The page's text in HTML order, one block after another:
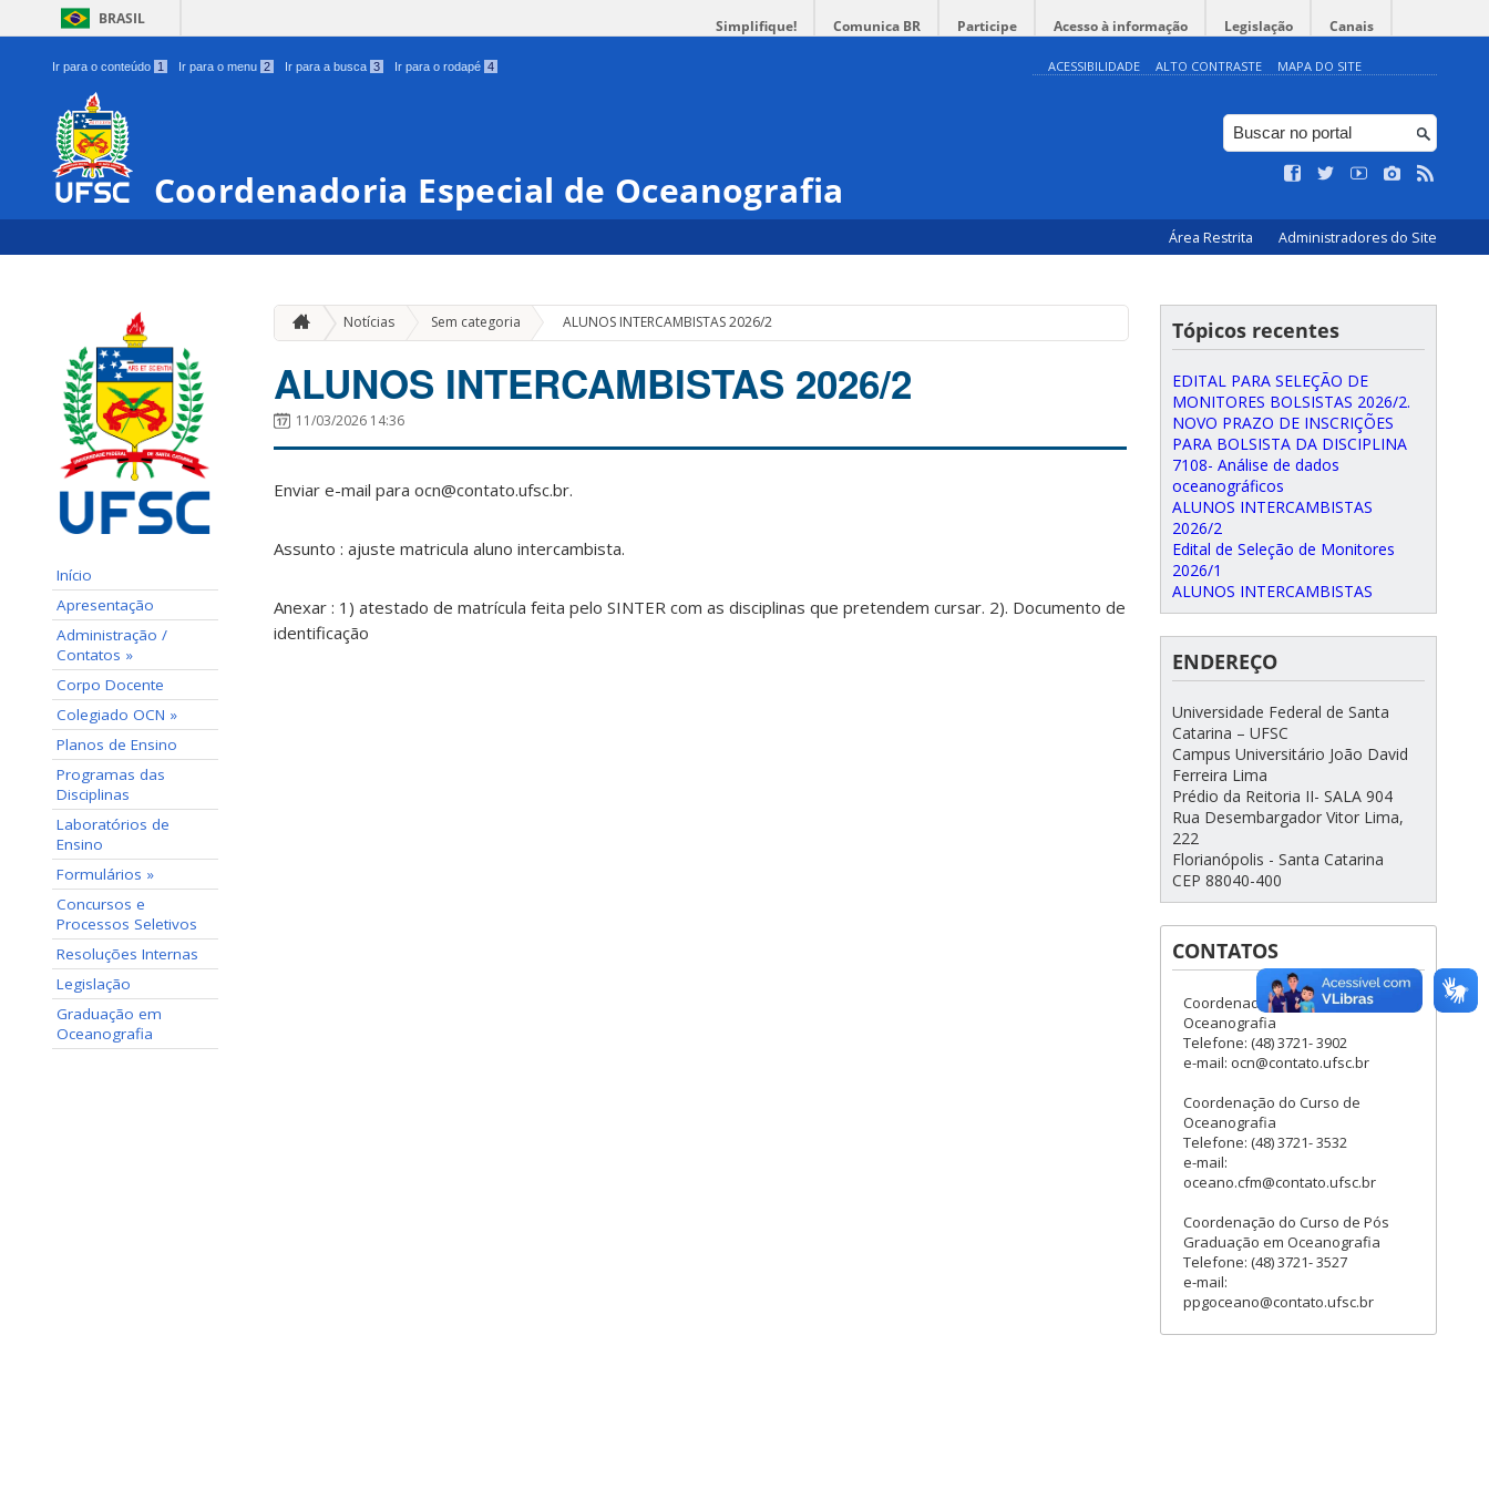
BRASIL Simplifique! Comunica BR Participe Acesso à informação Legislação Canais
Ir para o conteúdo 1 Ir para o menu 2 Ir para a busca 3 Ir para o rodapé 4 ACESSIBILIDADE ALTO CONTRASTE MAPA DO SITE
Coordenadoria Especial de Oceanografia
Área Restrita Administradores do Site
Início
Apresentação
Administração /
Contatos »
Corpo Docente
Colegiado OCN »
Planos de Ensino
Programas das
Disciplinas
Laboratórios de
Ensino
Formulários »
Concursos e
Processos Seletivos
Resoluções Internas
Legislação
Graduação em
Oceanografia
Notícias Sem categoria » ALUNOS INTERCAMBISTAS 2026/2
ALUNOS INTERCAMBISTAS 2026/2
11/03/2026 14:36
Enviar e-mail para ocn@contato.ufsc.br.
Assunto : ajuste matricula aluno intercambista.
Anexar : 1) atestado de matrícula feita pelo SINTER com as disciplinas que pretendem cursar. 2). Documento de
identificação
Tópicos recentes
EDITAL PARA SELEÇÃO DE
MONITORES BOLSISTAS 2026/2.
NOVO PRAZO DE INSCRIÇÕES
PARA BOLSISTA DA DISCIPLINA
7108- Análise de dados
oceanográficos
ALUNOS INTERCAMBISTAS
2026/2
Edital de Seleção de Monitores
2026/1
ALUNOS INTERCAMBISTAS
ENDEREÇO
Universidade Federal de Santa
Catarina – UFSC
Campus Universitário João David
Ferreira Lima
Prédio da Reitoria II- SALA 904
Rua Desembargador Vitor Lima,
222
Florianópolis - Santa Catarina
CEP 88040-400
CONTATOS
Coordenadoria Especial de
Oceanografia
Telefone: (48) 3721- 3902
e-mail: ocn@contato.ufsc.br
Coordenação do Curso de
Oceanografia
Telefone: (48) 3721- 3532
e-mail:
oceano.cfm@contato.ufsc.br
Coordenação do Curso de Pós
Graduação em Oceanografia
Telefone: (48) 3721- 3527
e-mail:
ppgoceano@contato.ufsc.br